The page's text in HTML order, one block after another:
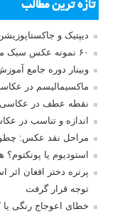
تازه ترین مطالب
دیپتیک و
۶۰ نمونه عکس سبک ماکسیمالیسم
وبینار دوره جامع
ماکسیمالیسم در
نقطه عطف در عکاسی
اندازه و تناسب در
مراحل نقد عکس:
استودیوم یا
پرتره دختر افغان
توجه قرار گرفت
خطای اعوجاج رنگی یا